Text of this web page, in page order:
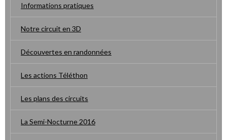
Informations pratiques
Notre circuit en 3D
Découvertes en randonnées
Les actions Téléthon
Les plans des circuits
La Semi-Nocturne 2016